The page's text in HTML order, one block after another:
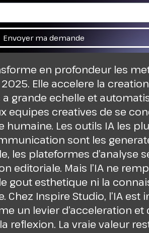
Envoyer ma demande
en profondeur les
Elle accelere la
grande echelle et
equipes creatives de se
humaine. Les outils IA les
sont les
les plateformes d’analyse
editoriale. Mais l’IA ne
gout esthetique ni la
Chez Inspire Studio, l’IA est
un levier d’acceleration et
reflexion. La vraie valeur